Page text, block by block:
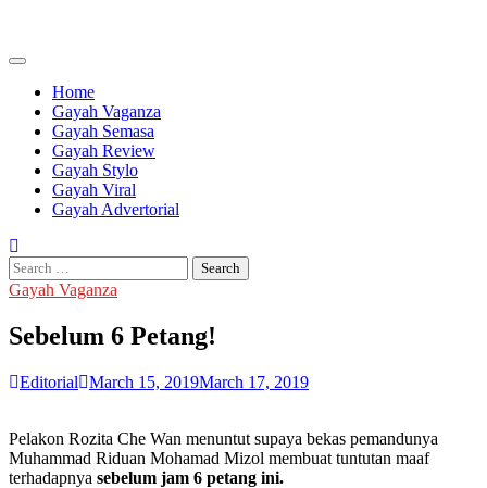
content
Home
Gayah Vaganza
Gayah Semasa
Gayah Review
Gayah Stylo
Gayah Viral
Gayah Advertorial
Search
for:
Gayah Vaganza
Sebelum 6 Petang!
Editorial March 15, 2019March 17, 2019
Pelakon Rozita Che Wan menuntut supaya bekas pemandunya
Muhammad Riduan Mohamad Mizol membuat tuntutan maaf
terhadapnya sebelum jam 6 petang ini.